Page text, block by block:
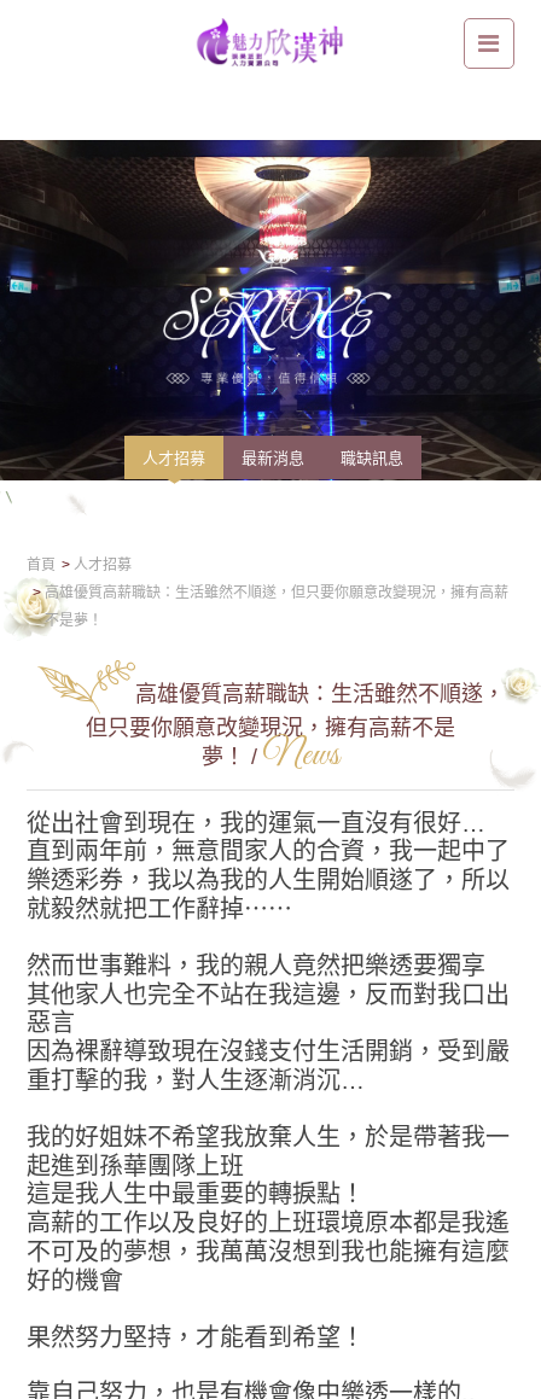
人才招募 最新消息 職缺訊息
首頁
人才招募
高雄優質高薪職缺：生活雖然不順遂，但只要你願意改變現況，擁有高薪
不是夢！
高雄優質高薪職缺：生活雖然不順遂，
但只要你願意改變現況，擁有高薪不是
夢！ / News
從出社會到現在，我的運氣一直沒有很好…
直到兩年前，無意間家人的合資，我一起中了
樂透彩券，我以為我的人生開始順遂了，所以
就毅然就把工作辭掉⋯⋯
然而世事難料，我的親人竟然把樂透要獨享
其他家人也完全不站在我這邊，反而對我口出
惡言
因為裸辭導致現在沒錢支付生活開銷，受到嚴
重打擊的我，對人生逐漸消沉…
我的好姐妹不希望我放棄人生，於是帶著我一
起進到孫華團隊上班
這是我人生中最重要的轉捩點！
高薪的工作以及良好的上班環境原本都是我遙
不可及的夢想，我萬萬沒想到我也能擁有這麼
好的機會
果然努力堅持，才能看到希望！
靠自己努力，也是有機會像中樂透一樣的..